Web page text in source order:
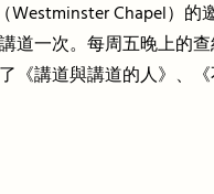
Chapel）
道一次。每周五晚上的
《講道與講道的人》、